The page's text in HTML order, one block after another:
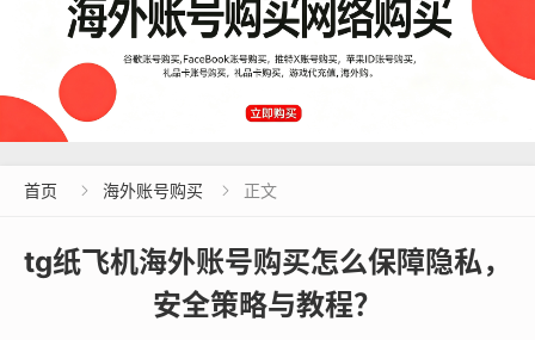
首页  海外账号购买  正文
tg纸飞机海外账号购买怎么保障隐私，
安全策略与教程？